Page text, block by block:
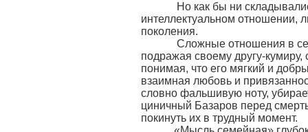
Но как бы ни
интеллектуальном отношении,
поколения.
Сложные отношения в
подражая своему другу-
понимая, что его мягкий и
взаимная любовь и
словно фальшивую ноту,
циничный Базаров перед
покинуть их в трудный момент.